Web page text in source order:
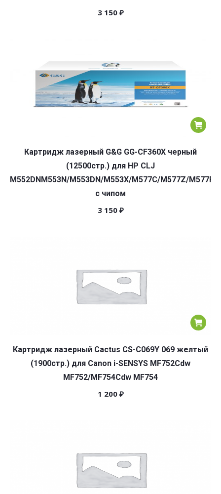
3 150 ₽
Картридж лазерный G&G GG-CF360X черный
(12500стр.) для HP CLJ
M552DNM553N/M553DN/M553X/M577C/M577Z/M577F/
с чипом
3 150 ₽
Картридж лазерный Cactus CS-C069Y 069 желтый
(1900стр.) для Canon i-SENSYS MF752Cdw
MF752/MF754Cdw MF754
1 200 ₽